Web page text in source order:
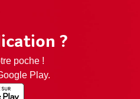
?
poche !
Play.